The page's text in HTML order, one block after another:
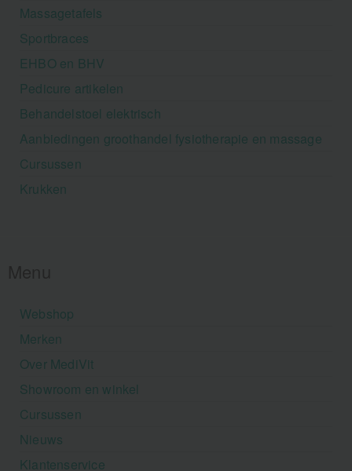
Massagetafels
Sportbraces
EHBO en BHV
Pedicure artikelen
Behandelstoel elektrisch
Aanbiedingen groothandel fysiotherapie en massage
Cursussen
Krukken
Webshop
Merken
Over MediVit
Showroom en winkel
Cursussen
Nieuws
Klantenservice